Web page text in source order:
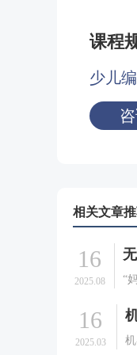
课程
少儿
相关文章
16
2025.08
“
16
2025.03